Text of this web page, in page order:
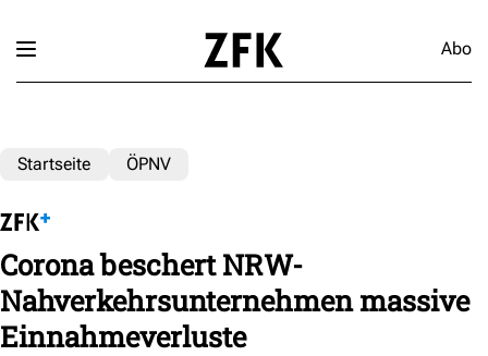
Abo
Startseite ÖPNV
Corona beschert NRW-
Nahverkehrsunternehmen massive
Einnahmeverluste